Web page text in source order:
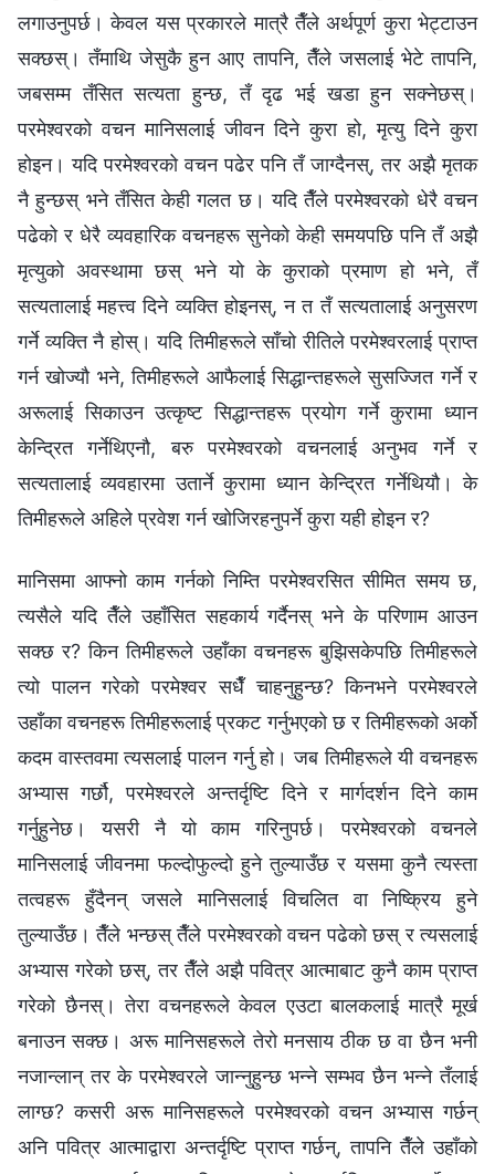
लगाउनुपर्छ। केवल यस प्रकारले मात्रै तैँले अर्थपूर्ण कुरा भेट्टाउन
सक्छस्। तँमाथि जेसुकै हुन आए तापनि, तैँले जसलाई भेटे तापनि,
जबसम्म तँसित सत्यता हुन्छ, तँ दृढ भई खडा हुन सक्नेछस्।
परमेश्‍वरको वचन मानिसलाई जीवन दिने कुरा हो, मृत्यु दिने कुरा
होइन। यदि परमेश्‍वरको वचन पढेर पनि तँ जाग्दैनस्, तर अझै मृतक
नै हुन्छस् भने तँसित केही गलत छ। यदि तैँले परमेश्‍वरको धेरै वचन
पढेको र धेरै व्यवहारिक वचनहरू सुनेको केही समयपछि पनि तँ अझै
मृत्युको अवस्थामा छस् भने यो के कुराको प्रमाण हो भने, तँ
सत्यतालाई महत्त्व दिने व्यक्ति होइनस्, न त तँ सत्यतालाई अनुसरण
गर्ने व्यक्ति नै होस्। यदि तिमीहरूले साँचो रीतिले परमेश्‍वरलाई प्राप्त
गर्न खोज्यौ भने, तिमीहरूले आफैलाई सिद्धान्तहरूले सुसज्जित गर्ने र
अरूलाई सिकाउन उत्कृष्ट सिद्धान्तहरू प्रयोग गर्ने कुरामा ध्यान
केन्द्रित गर्नेथिएनौ, बरु परमेश्‍वरको वचनलाई अनुभव गर्ने र
सत्यतालाई व्यवहारमा उतार्ने कुरामा ध्यान केन्द्रित गर्नेथियौ। के
तिमीहरूले अहिले प्रवेश गर्न खोजिरहनुपर्ने कुरा यही होइन र?
मानिसमा आफ्नो काम गर्नको निम्ति परमेश्‍वरसित सीमित समय छ,
त्यसैले यदि तैँले उहाँसित सहकार्य गर्दैनस् भने के परिणाम आउन
सक्छ र? किन तिमीहरूले उहाँका वचनहरू बुझिसकेपछि तिमीहरूले
त्यो पालन गरेको परमेश्‍वर सधैँ चाहनुहुन्छ? किनभने परमेश्‍वरले
उहाँका वचनहरू तिमीहरूलाई प्रकट गर्नुभएको छ र तिमीहरूको अर्को
कदम वास्तवमा त्यसलाई पालन गर्नु हो। जब तिमीहरूले यी वचनहरू
अभ्यास गर्छौ, परमेश्‍वरले अन्तर्दृष्टि दिने र मार्गदर्शन दिने काम
गर्नुहुनेछ। यसरी नै यो काम गरिनुपर्छ। परमेश्‍वरको वचनले
मानिसलाई जीवनमा फल्दोफुल्दो हुने तुल्याउँछ र यसमा कुनै त्यस्ता
तत्वहरू हुँदैनन् जसले मानिसलाई विचलित वा निष्क्रिय हुने
तुल्याउँछ। तैँले भन्छस् तैँले परमेश्‍वरको वचन पढेको छस् र त्यसलाई
अभ्यास गरेको छस्, तर तैँले अझै पवित्र आत्माबाट कुनै काम प्राप्त
गरेको छैनस्। तेरा वचनहरूले केवल एउटा बालकलाई मात्रै मूर्ख
बनाउन सक्छ। अरू मानिसहरूले तेरो मनसाय ठीक छ वा छैन भनी
नजान्लान् तर के परमेश्‍वरले जान्‍नुहुन्छ भन्‍ने सम्‍भव छैन भन्‍ने तँलाई
लाग्छ? कसरी अरू मानिसहरूले परमेश्‍वरको वचन अभ्यास गर्छन्
अनि पवित्र आत्माद्वारा अन्तर्दृष्टि प्राप्त गर्छन्, तापनि तैँले उहाँको